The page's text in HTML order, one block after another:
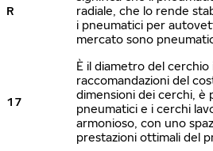
R
radiale, che lo rende
i pneumatici per
mercato sono
17
È il diametro del cerchio
raccomandazioni del
dimensioni dei cerchi, è
pneumatici e i cerchi
armonioso, con uno
prestazioni ottimali del